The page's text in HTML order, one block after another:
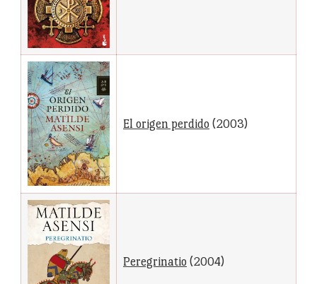
El origen perdido (2003)
Peregrinatio (2004)